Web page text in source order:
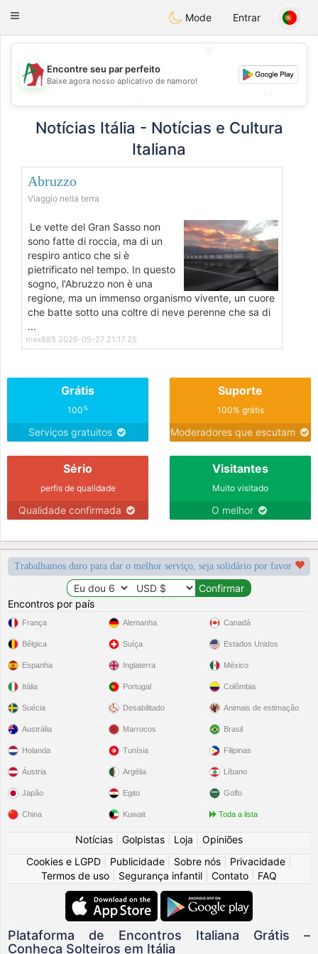
AmamiOra
Toggle
Mode Entrar
💖
💕
Encontre seu par perfeito
Baixe agora nosso aplicativo de namoro!
Notícias Itália - Notícias e Cultura
Italiana
Abruzzo
Viaggio nella terra
Le vette del Gran Sasso non
sono fatte di roccia, ma di un
respiro antico che si è
pietrificato nel tempo. In questo
sogno, l'Abruzzo non è una
regione, ma un immenso organismo vivente, un cuore
che batte sotto una coltre di neve perenne che sa di
...
max885 2026-05-27 21:17:25
Grátis
100%
Serviços gratuitos
Suporte
100% grátis
Moderadores que escutam
Sério
perfis de qualidade
Qualidade confirmada
Visitantes
Muito visitado
O melhor
Trabalhamos duro para dar o melhor serviço, seja solidário por favor
Encontros por país
França
Bélgica
Espanha
Itália
Suécia
Alemanha
Suíça
Inglaterra
Portugal
Desabilitado
Canadá
Estados Unidos
México
Colômbia
Animais de estimação
Austrália
Holanda
Áustria
Japão
China
Marrocos
Tunísia
Argélia
Egito
Kuwait
Brasil
Filipinas
Líbano
Golfo
Toda a lista
Notícias Golpistas Loja
Opiniões
Cookies e LGPD
Publicidade Sobre nós Privacidade
Termos de uso
Segurança infantil Contato FAQ
Plataforma de Encontros Italiana Grátis –
Conheça Solteiros em Itália